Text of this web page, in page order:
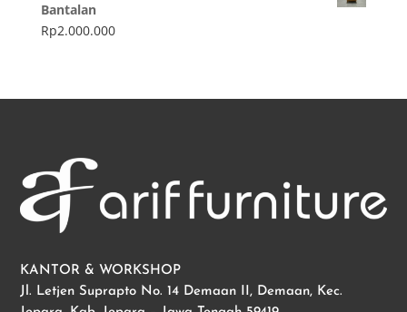
Bantalan
Rp2.000.000
KANTOR & WORKSHOP
Jl. Letjen Suprapto No. 14 Demaan II, Demaan, Kec.